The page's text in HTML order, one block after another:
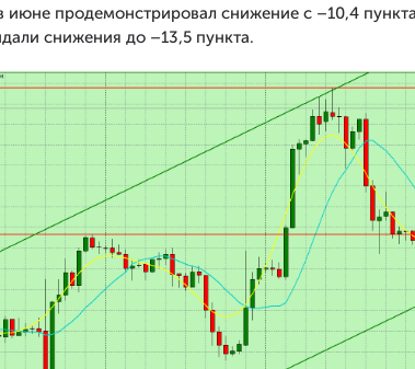
продемонстрировал снижение с –10,4
снижения до –13,5 пункта.